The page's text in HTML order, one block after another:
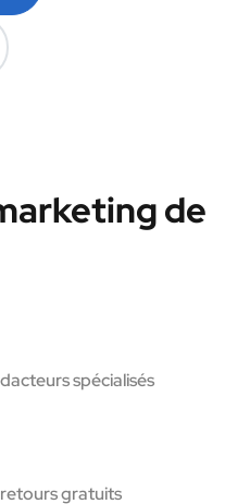
de
spécialisés
gratuits